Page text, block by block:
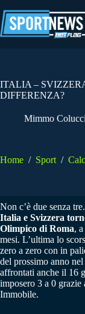
al
contenuto
ITALIA –
DIFFERENZA?
Mimmo Colucci
Home / Sport /
Non c’è due senza
Italia e Svizzera
Olimpico di Roma,
mesi. L’ultima lo
zero a zero con in
del prossimo anno
affrontati anche il 16
imposero 3 a 0
Immobile.